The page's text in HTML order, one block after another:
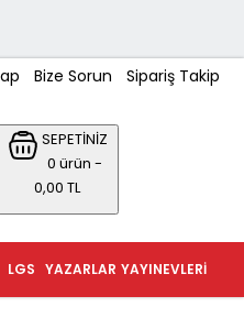
Bize Sorun Sipariş Takip
SEPETİNİZ
0 ürün -
0,00 TL
YAYINEVLERI
YAZARLAR
LGS